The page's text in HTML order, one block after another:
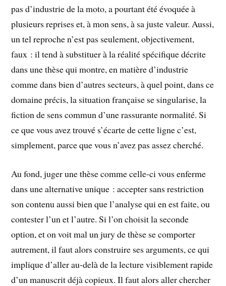
pas d’industrie de la moto, a pourtant été évoquée à
plusieurs reprises et, à mon sens, à sa juste valeur. Aussi,
un tel reproche n’est pas seulement, objectivement,
faux : il tend à substituer à la réalité spécifique décrite
dans une thèse qui montre, en matière d’industrie
comme dans bien d’autres secteurs, à quel point, dans ce
domaine précis, la situation française se singularise, la
fiction de sens commun d’une rassurante normalité. Si
ce que vous avez trouvé s’écarte de cette ligne c’est,
simplement, parce que vous n’avez pas assez cherché.
Au fond, juger une thèse comme celle-ci vous enferme
dans une alternative unique : accepter sans restriction
son contenu aussi bien que l’analyse qui en est faite, ou
contester l’un et l’autre. Si l’on choisit la seconde
option, et on voit mal un jury de thèse se comporter
autrement, il faut alors construire ses arguments, ce qui
implique d’aller au-delà de la lecture visiblement rapide
d’un manuscrit déjà copieux. Il faut alors aller chercher